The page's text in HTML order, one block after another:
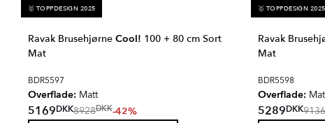
🥇 TOPPDESIGN 2025
Ravak Brusehjørne Cool! 100 + 80 cm Sort
Mat
BDR5597
Overflade: Matt
5169DKK8928DKK-42%
🥇 TOPPDESIGN 2025
Ravak
Mat
BDR5598
Overflade:
5289DKK9136